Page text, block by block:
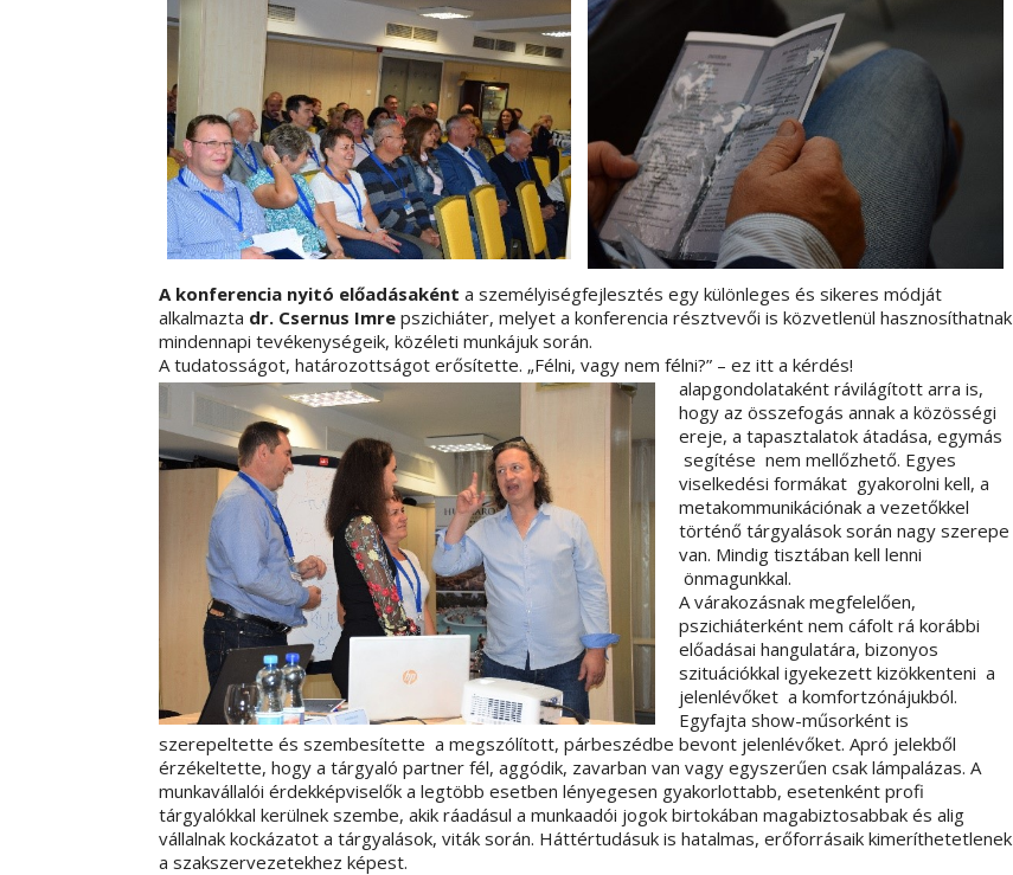
A konferencia nyitó előadásaként a személyiségfejlesztés egy különleges és sikeres módját
alkalmazta dr. Csernus Imre pszichiáter, melyet a konferencia résztvevői is közvetlenül hasznosíthatnak
mindennapi tevékenységeik, közéleti munkájuk során.
A tudatosságot, határozottságot erősítette. „Félni, vagy nem félni?” – ez itt a kérdés!
alapgondolataként rávilágított arra is,
hogy az összefogás annak a közösségi
ereje, a tapasztalatok átadása, egymás
segítése nem mellőzhető. Egyes
viselkedési formákat gyakorolni kell, a
metakommunikációnak a vezetőkkel
történő tárgyalások során nagy szerepe
van. Mindig tisztában kell lenni
önmagunkkal.
A várakozásnak megfelelően,
pszichiáterként nem cáfolt rá korábbi
előadásai hangulatára, bizonyos
szituációkkal igyekezett kizökkenteni a
jelenlévőket a komfortzónájukból.
Egyfajta show-műsorként is
szerepeltette és szembesítette a megszólított, párbeszédbe bevont jelenlévőket. Apró jelekből
érzékeltette, hogy a tárgyaló partner fél, aggódik, zavarban van vagy egyszerűen csak lámpalázas. A
munkavállalói érdekképviselők a legtöbb esetben lényegesen gyakorlottabb, esetenként profi
tárgyalókkal kerülnek szembe, akik ráadásul a munkaadói jogok birtokában magabiztosabbak és alig
vállalnak kockázatot a tárgyalások, viták során. Háttértudásuk is hatalmas, erőforrásaik kimeríthetetlenek
a szakszervezetekhez képest.